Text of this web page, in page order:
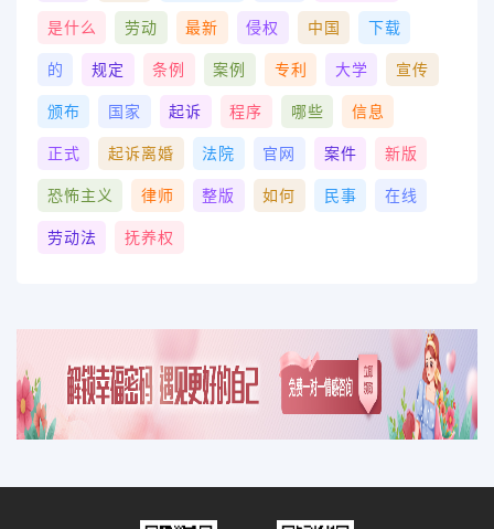
是什么 劳动 最新 侵权 中国 下载
的 规定 条例 案例 专利 大学 宣传
颁布 国家 起诉 程序 哪些 信息
正式 起诉离婚 法院 官网 案件 新版
恐怖主义 律师 整版 如何 民事 在线
劳动法 抚养权